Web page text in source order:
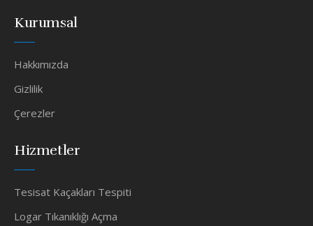
Kurumsal
Hakkımızda
Gizlilik
Çerezler
Hizmetler
Tesisat Kaçakları Tespiti
Logar Tıkanıklığı Açma